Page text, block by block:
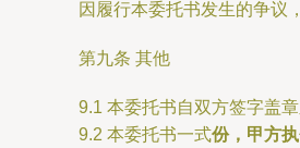
因履行本委托书发生的争议
第九条 其他
9.1 本委托书自双方签字盖
9.2 本委托书一式份，甲方执